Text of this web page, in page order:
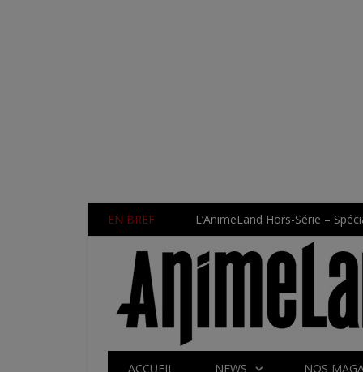
EN BREF L’AnimeLand Hors-Série –
ACCUEIL NEWS NOS